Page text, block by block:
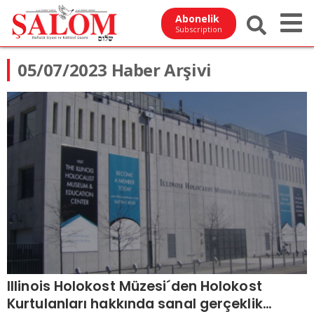
Abonelik
Subscription
05/07/2023 Haber Arşivi
Illinois Holokost Müzesi´den Holokost
Kurtulanları hakkında sanal gerçeklik